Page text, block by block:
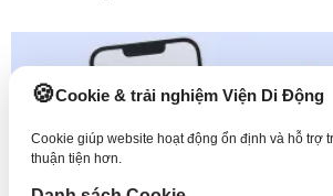
Cookie & trải nghiệm Viện Di Động
Cookie giúp website hoạt động ổn định và hỗ trợ
thuận tiện hơn.